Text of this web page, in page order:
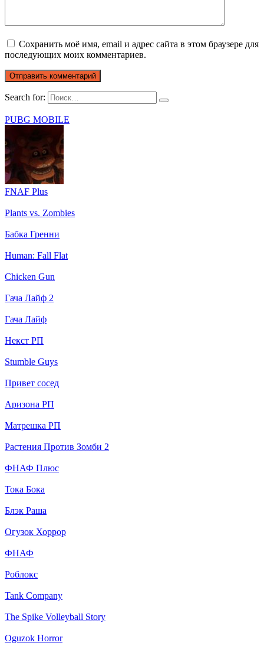
Сохранить моё имя, email и адрес сайта в этом браузере для
последующих моих комментариев.
Search for:
PUBG MOBILE
FNAF Plus
Plants vs. Zombies
Бабка Гренни
Human: Fall Flat
Chicken Gun
Гача Лайф 2
Гача Лайф
Некст РП
Stumble Guys
Привет сосед
Аризона РП
Матрешка РП
Растения Против Зомби 2
ФНАФ Плюс
Тока Бока
Блэк Раша
Огузок Хоррор
ФНАФ
Роблокс
Tank Company
The Spike Volleyball Story
Oguzok Horror